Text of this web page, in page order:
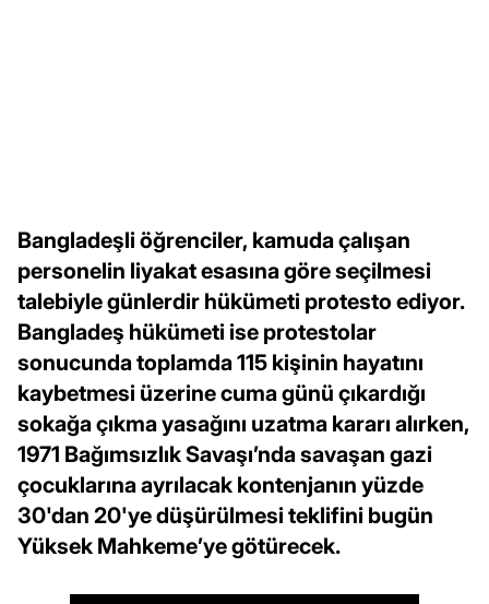
Bangladeşli öğrenciler, kamuda çalışan
personelin liyakat esasına göre seçilmesi
talebiyle günlerdir hükümeti protesto ediyor.
Bangladeş hükümeti ise protestolar
sonucunda toplamda 115 kişinin hayatını
kaybetmesi üzerine cuma günü çıkardığı
sokağa çıkma yasağını uzatma kararı alırken,
1971 Bağımsızlık Savaşı’nda savaşan gazi
çocuklarına ayrılacak kontenjanın yüzde
30'dan 20'ye düşürülmesi teklifini bugün
Yüksek Mahkeme’ye götürecek.